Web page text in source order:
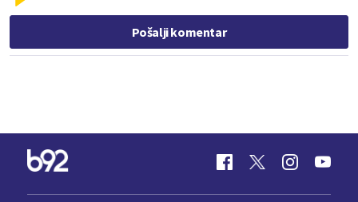
Pošalji komentar